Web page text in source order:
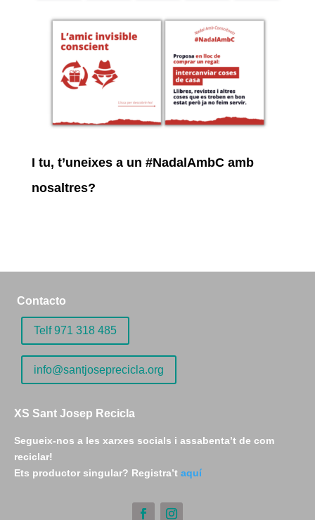
I tu, t’uneixes a un #NadalAmbC amb
nosaltres?
Contacto
Telf 971 318 485
info@santjoseprecicla.org
XS Sant Josep Recicla
Segueix-nos a les xarxes socials i assabenta’t de com
reciclar!
Ets productor singular? Registra’t aquí